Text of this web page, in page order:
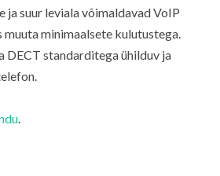
ja suur leviala võimaldavad VoIP
minimaalsete kulutustega.
DECT standarditega ühilduv ja
.